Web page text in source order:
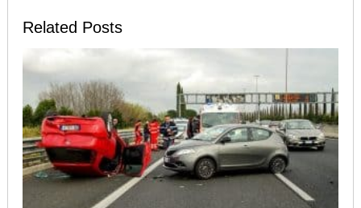
Related Posts